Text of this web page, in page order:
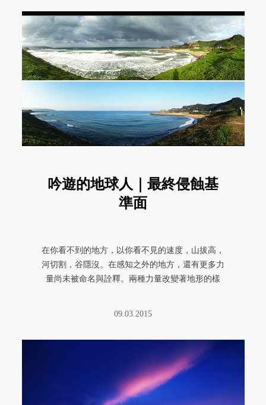
吟遊的地球人｜最終侵蝕基
準面
在你看不到的地方，以你看不見的速度，山拔高，
河切割，谷隱沒。在感知之外的地方，還有更多力
量尚未被命名與詮釋。兩種力量改變著地形的樣
09.03.2015